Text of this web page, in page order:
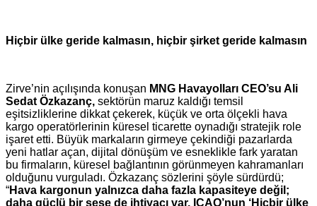
Hiçbir ülke geride kalmasın, hiçbir şirket geride kalmasın
Zirve’nin açılışında konuşan MNG Havayolları CEO’su Ali
Sedat Özkazanç, sektörün maruz kaldığı temsil
eşitsizliklerine dikkat çekerek, küçük ve orta ölçekli hava
kargo operatörlerinin küresel ticarette oynadığı stratejik role
işaret etti. Büyük markaların girmeye çekindiği pazarlarda
yeni hatlar açan, dijital dönüşüm ve esneklikle fark yaratan
bu firmaların, küresel bağlantının görünmeyen kahramanları
olduğunu vurguladı. Özkazanç sözlerini şöyle sürdürdü;
“Hava kargonun yalnızca daha fazla kapasiteye değil;
daha güçlü bir sese de ihtiyacı var. ICAO’nun ‘Hiçbir ülke